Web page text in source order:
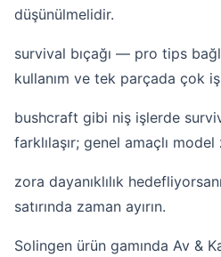
düşünülmelidir.
survival bıçağı — pro tips
kullanım ve tek parçada çok
bushcraft gibi niş işlerde
farklılaşır; genel amaçlı model
zora dayanıklılık
satırında zaman ayırın.
Solingen ürün gamında Av &